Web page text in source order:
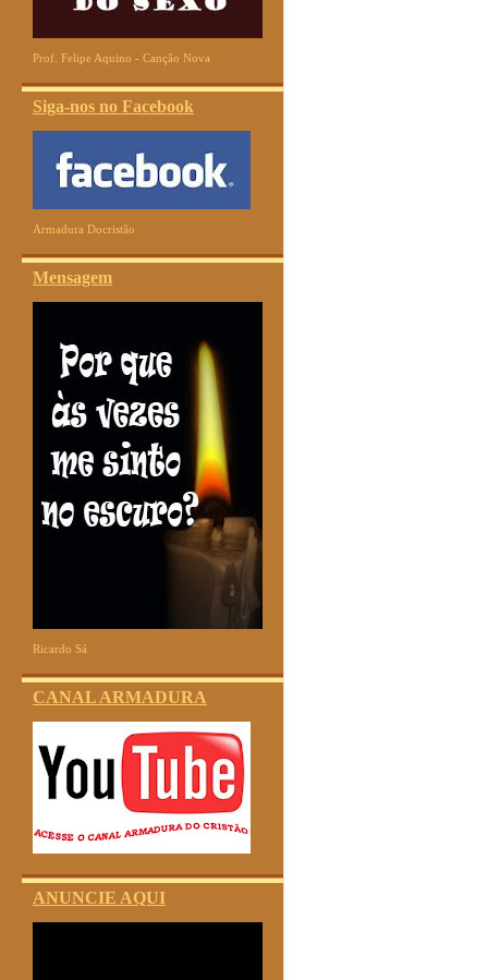
Prof. Felipe Aquino - Canção Nova
Siga-nos no Facebook
Armadura Docristão
Mensagem
Ricardo Sá
CANAL ARMADURA
ANUNCIE AQUI